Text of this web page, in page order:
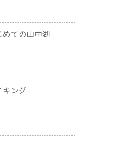
めての山中湖
キング